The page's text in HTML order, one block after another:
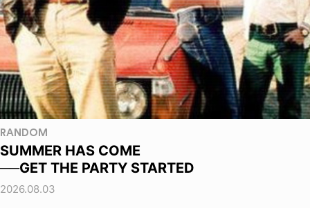
RANDOM
SUMMER HAS COME
──GET THE PARTY STARTED
2026.08.03